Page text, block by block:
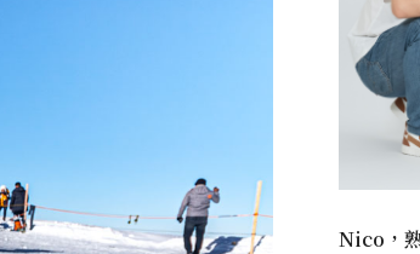
Nico，